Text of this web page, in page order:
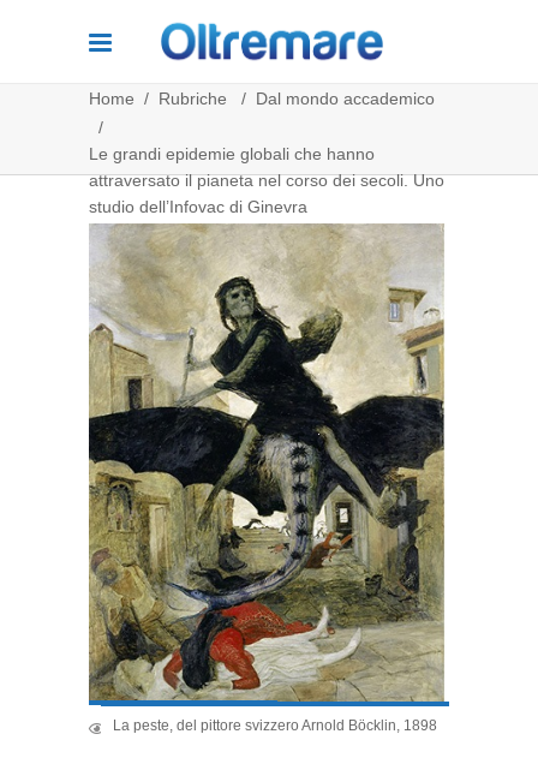
Home / Rubriche / Dal mondo accademico
/
Le grandi epidemie globali che hanno
attraversato il pianeta nel corso dei secoli. Uno
studio dell’Infovac di Ginevra
25.06k Share
La peste, del pittore svizzero Arnold Böcklin, 1898